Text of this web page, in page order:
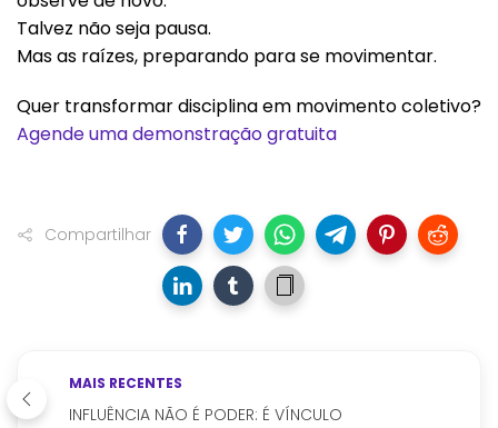
Talvez não seja pausa.
Mas as raízes, preparando para se movimentar.
Quer transformar disciplina em movimento coletivo?
Agende uma demonstração gratuita
Compartilhar
MAIS RECENTES
INFLUÊNCIA NÃO É PODER: É VÍNCULO